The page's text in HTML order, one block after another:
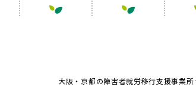
大阪・京都の障害者就労移行支援事業所